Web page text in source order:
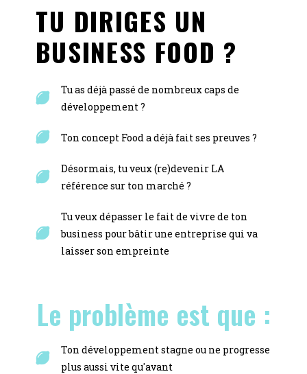
TU DIRIGES UN
BUSINESS FOOD ?
Tu as déjà passé de nombreux caps de
développement ?
Ton concept Food a déjà fait ses preuves ?
Désormais, tu veux (re)devenir LA
référence sur ton marché ?
Tu veux dépasser le fait de vivre de ton
business pour bâtir une entreprise qui va
laisser son empreinte
Le problème est que :
Ton développement stagne ou ne progresse
plus aussi vite qu'avant